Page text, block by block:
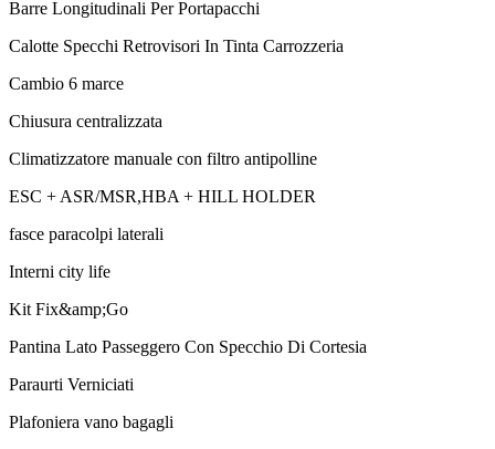
Barre Longitudinali Per Portapacchi
Calotte Specchi Retrovisori In Tinta Carrozzeria
Cambio 6 marce
Chiusura centralizzata
Climatizzatore manuale con filtro antipolline
ESC + ASR/MSR,HBA + HILL HOLDER
fasce paracolpi laterali
Interni city life
Kit Fix&amp;Go
Pantina Lato Passeggero Con Specchio Di Cortesia
Paraurti Verniciati
Plafoniera vano bagagli